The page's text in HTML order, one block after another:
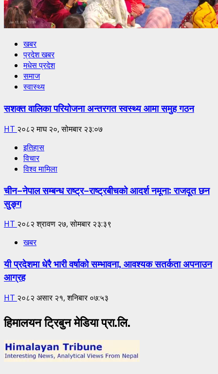
खबर
प्रदेश खबर
मधेस प्रदेश
समाज
स्वास्थ्य
सशक्त वालिका परियोजना अन्तरगत स्वस्थ्य आमा समुह गठन
HT २०८२ माघ २०, सोमबार २३:०७
इतिहास
विचार
विश्व मामिला
चीन–नेपाल सम्बन्ध राष्ट्र–राष्ट्रबीचको आदर्श नमूना: राजदूत छन
सुङ्ग
HT २०८२ श्रावण २७, सोमबार २३:३९
खबर
यी प्रदेशमा धेरै भारी वर्षाको सम्भावना, आवश्यक सतर्कता अपनाउन
आग्रह
HT २०८२ असार २१, शनिबार ०७:५३
हिमालयन ट्रिबुन मेडिया प्रा.लि.